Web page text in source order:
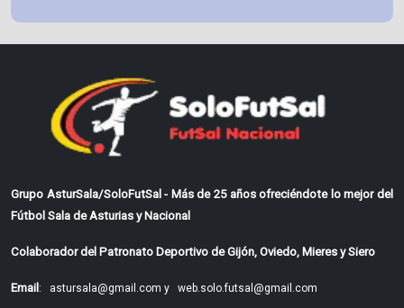
Grupo AsturSala/SoloFutSal - Más de 25 años ofreciéndote lo mejor del
Fútbol Sala de Asturias y Nacional
Colaborador del Patronato Deportivo de Gijón, Oviedo, Mieres y Siero
Email : astursala@gmail.com y web.solo.futsal@gmail.com